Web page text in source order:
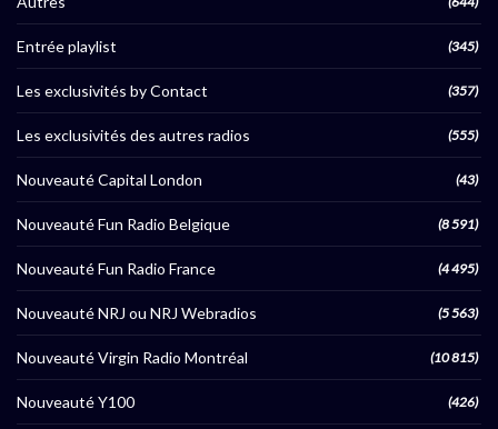
Entrée playlist (345)
Les exclusivités by Contact (357)
Les exclusivités des autres radios (555)
Nouveauté Capital London (43)
Nouveauté Fun Radio Belgique (8 591)
Nouveauté Fun Radio France (4 495)
Nouveauté NRJ ou NRJ Webradios (5 563)
Nouveauté Virgin Radio Montréal (10 815)
Nouveauté Y100 (426)